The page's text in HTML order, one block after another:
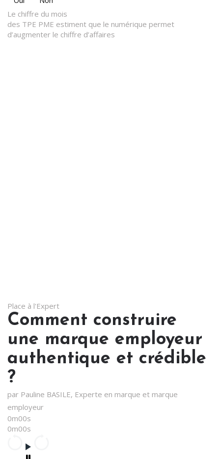
Le chiffre du mois
des TPE PME estiment que le numérique permet
d’augmenter le chiffre d’affaires
Place à l'Expert
Comment construire
une marque employeur
authentique et crédible
?
par Pauline BASILE, Experte en marque et marque
employeur
0m00s
0m00s